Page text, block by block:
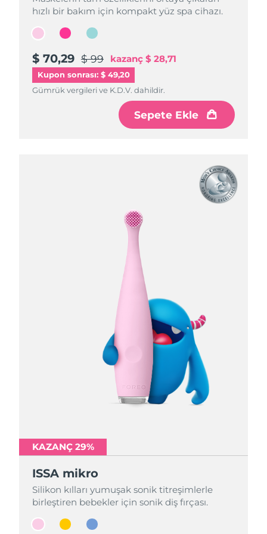
hızlı bir bakım için kompakt yüz spa cihazı.
$ 70,29 $ 99 kazanç $ 28,71
Kupon sonrası: $ 49,20
Gümrük vergileri ve K.D.V. dahildir.
Sepete Ekle
hızlı bir bakım için kompakt yüz spa cihazı.
$ 70,29 $ 99 kazanç $ 28,71
Gümrük vergileri ve K.D.V. dahildir.
Sepete Ekle
hızlı bir bakım için kompakt yüz spa cihazı.
$ 70,29 $ 99 kazanç $ 28,71
Gümrük vergileri ve K.D.V. dahildir.
Sepete Ekle
KAZANÇ 29%
ISSA mikro
Silikon kılları yumuşak sonik titreşimlerle
birleştiren bebekler için sonik diş fırçası.
KAZANÇ 29%
ISSA mikro
Silikon kılları yumuşak sonik titreşimlerle
birleştiren bebekler için sonik diş fırçası.
KAZANÇ 29%
ISSA mikro
Silikon kılları yumuşak sonik titreşimlerle
birleştiren bebekler için sonik diş fırçası.